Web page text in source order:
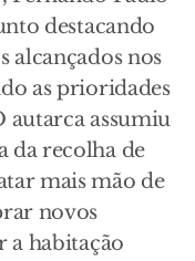
destacando
alcançados nos
as prioridades
autarca assumiu
da recolha de
mais mão de
novos
a habitação